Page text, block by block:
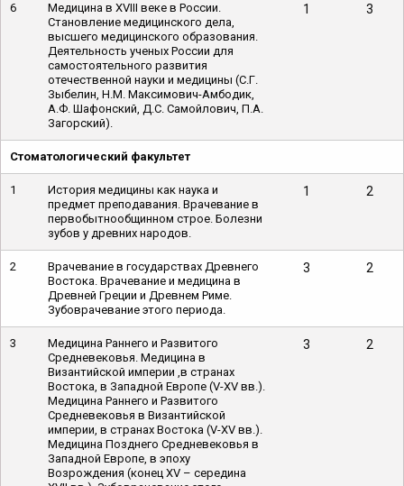
6
Медицина в XVIII веке в России.
Становление медицинского дела,
высшего медицинского образования.
Деятельность ученых России для
самостоятельного развития
отечественной науки и медицины (С.Г.
Зыбелин, Н.М. Максимович-Амбодик,
А.Ф. Шафонский, Д.С. Самойлович, П.А.
Загорский).
1 3
Стоматологический факультет
1
История медицины как наука и
предмет преподавания. Врачевание в
первобытнообщинном строе. Болезни
зубов у древних народов.
1 2
2
Врачевание в государствах Древнего
Востока. Врачевание и медицина в
Древней Греции и Древнем Риме.
Зубоврачевание этого периода.
3 2
3
Медицина Раннего и Развитого
Средневековья. Медицина в
Византийской империи ,в странах
Востока, в Западной Европе (V-XV вв.).
Медицина Раннего и Развитого
Средневековья в Византийской
империи, в странах Востока (V-XV вв.).
Медицина Позднего Средневековья в
Западной Европе, в эпоху
Возрождения (конец XV – середина
3 2